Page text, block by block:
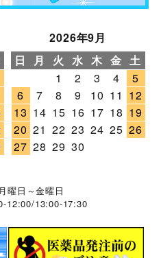
2026年9月
日
月 火 水 木 金 土
1
2 3 4
5
6
7 8 9 10 11 12
13 14 15 16 17 18 19
20 21 22 23 24 25 26
27 28 29 30
曜日～金曜日
12:00/13:00-17:30